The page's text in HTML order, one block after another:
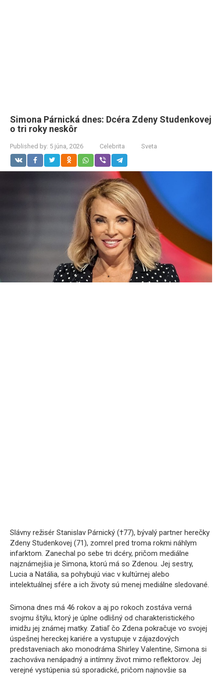
Simona Párnická dnes: Dcéra Zdeny Studenkovej
o tri roky neskôr
Published by: 5 júna, 2026 Celebrita Sveta
Slávny režisér Stanislav Párnický (†77), bývalý partner herečky
Zdeny Studenkovej (71), zomrel pred troma rokmi náhlym
infarktom. Zanechal po sebe tri dcéry, pričom mediálne
najznámejšia je Simona, ktorú má so Zdenou. Jej sestry,
Lucia a Natália, sa pohybujú viac v kultúrnej alebo
intelektuálnej sfére a ich životy sú menej mediálne sledované.
Simona dnes má 46 rokov a aj po rokoch zostáva verná
svojmu štýlu, ktorý je úplne odlišný od charakteristického
imidžu jej známej matky. Zatiaľ čo Zdena pokračuje vo svojej
úspešnej hereckej kariére a vystupuje v zájazdových
predstaveniach ako monodráma Shirley Valentine, Simona si
zachováva nenápadný a intímny život mimo reflektorov. Jej
verejné vystúpenia sú sporadické, pričom najnovšie sa